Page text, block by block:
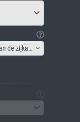
Canvas lijst - Afbeelding gespiegeld aan de zijkant